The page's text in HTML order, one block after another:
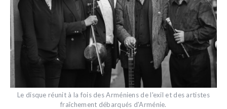
Le disque réunit à la fois des Arméniens de l'exil et des artistes
fraîchement débarqués d'Arménie.